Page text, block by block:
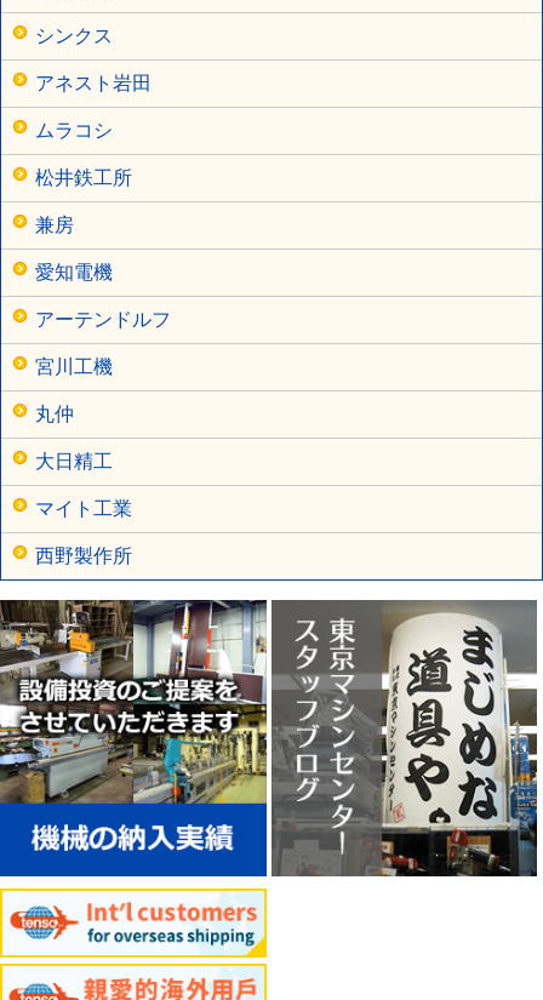
シンクス
アネスト岩田
ムラコシ
松井鉄工所
兼房
愛知電機
アーテンドルフ
宮川工機
丸仲
大日精工
マイト工業
西野製作所